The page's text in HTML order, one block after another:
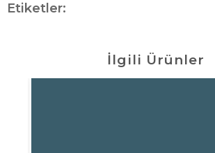
Etiketler:
İlgili Ürünler